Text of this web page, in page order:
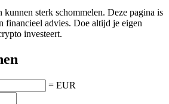
sterk schommelen. Deze pagina is
financieel advies. Doe altijd je eigen
investeert.
= EUR